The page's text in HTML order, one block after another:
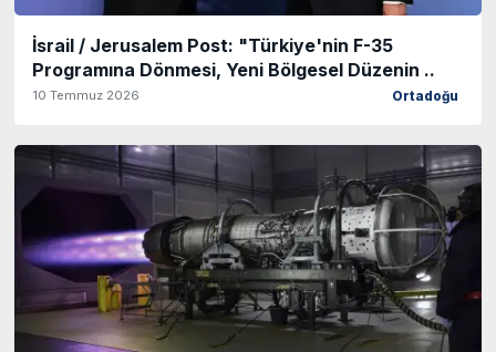
İsrail / Jerusalem Post: "Türkiye'nin F-35
Programına Dönmesi, Yeni Bölgesel Düzenin ..
10 Temmuz 2026 Ortadoğu